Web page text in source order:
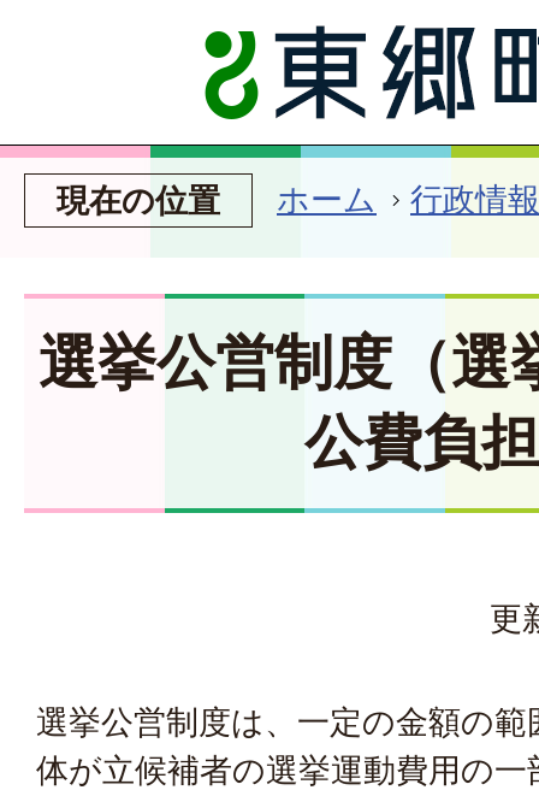
現在の位置 ホーム 行政情報
選挙公営制度（選
公費負
更
選挙公営制度は、一定の金額の
体が立候補者の選挙運動費用の